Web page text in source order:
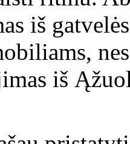
iš
iš